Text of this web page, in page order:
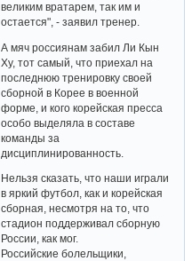
великим вратарем, так им и
остается", - заявил тренер.
А мяч россиянам забил Ли Кын
Ху, тот самый, что приехал на
последнюю тренировку своей
сборной в Корее в военной
форме, и кого корейская пресса
особо выделяла в составе
команды за
дисциплинированность.
Нельзя сказать, что наши играли
в яркий футбол, как и корейская
сборная, несмотря на то, что
стадион поддерживал сборную
России, как мог.
Российские болельщики,